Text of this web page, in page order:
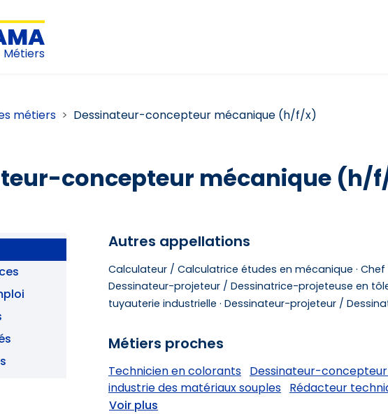
Métiers
métiers Dessinateur-concepteur mécanique (h/f/x)
concepteur mécanique (h/
Autres appellations
Calculateur / Calculatrice études en mécanique · Chef
Dessinateur-projeteur / Dessinatrice-projeteuse en
tuyauterie industrielle · Dessinateur-projeteur /
Métiers proches
Technicien en colorants Dessinateur-
industrie des matériaux souples Rédacteur
Voir plus